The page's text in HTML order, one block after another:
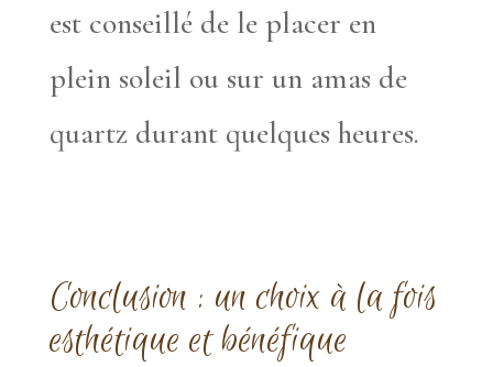
est conseillé de le placer en
plein soleil ou sur un amas de
quartz durant quelques heures.
Conclusion : un choix à la fois
esthétique et bénéfique